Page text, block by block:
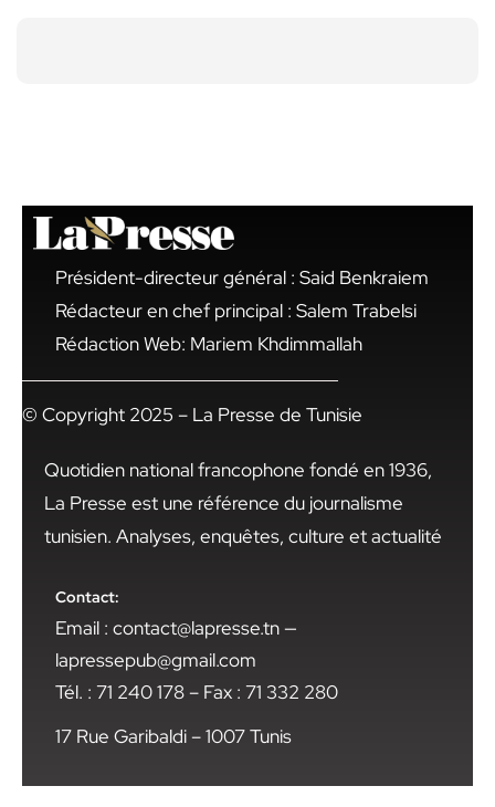
Président-directeur général : Said Benkraiem
Rédacteur en chef principal : Salem Trabelsi
Rédaction Web: Mariem Khdimmallah
© Copyright 2025 – La Presse de Tunisie
Quotidien national francophone fondé en 1936,
La Presse est une référence du journalisme
tunisien. Analyses, enquêtes, culture et actualité
Contact:
Email : contact@lapresse.tn —
lapressepub@gmail.com
Tél. : 71 240 178 – Fax : 71 332 280
17 Rue Garibaldi – 1007 Tunis